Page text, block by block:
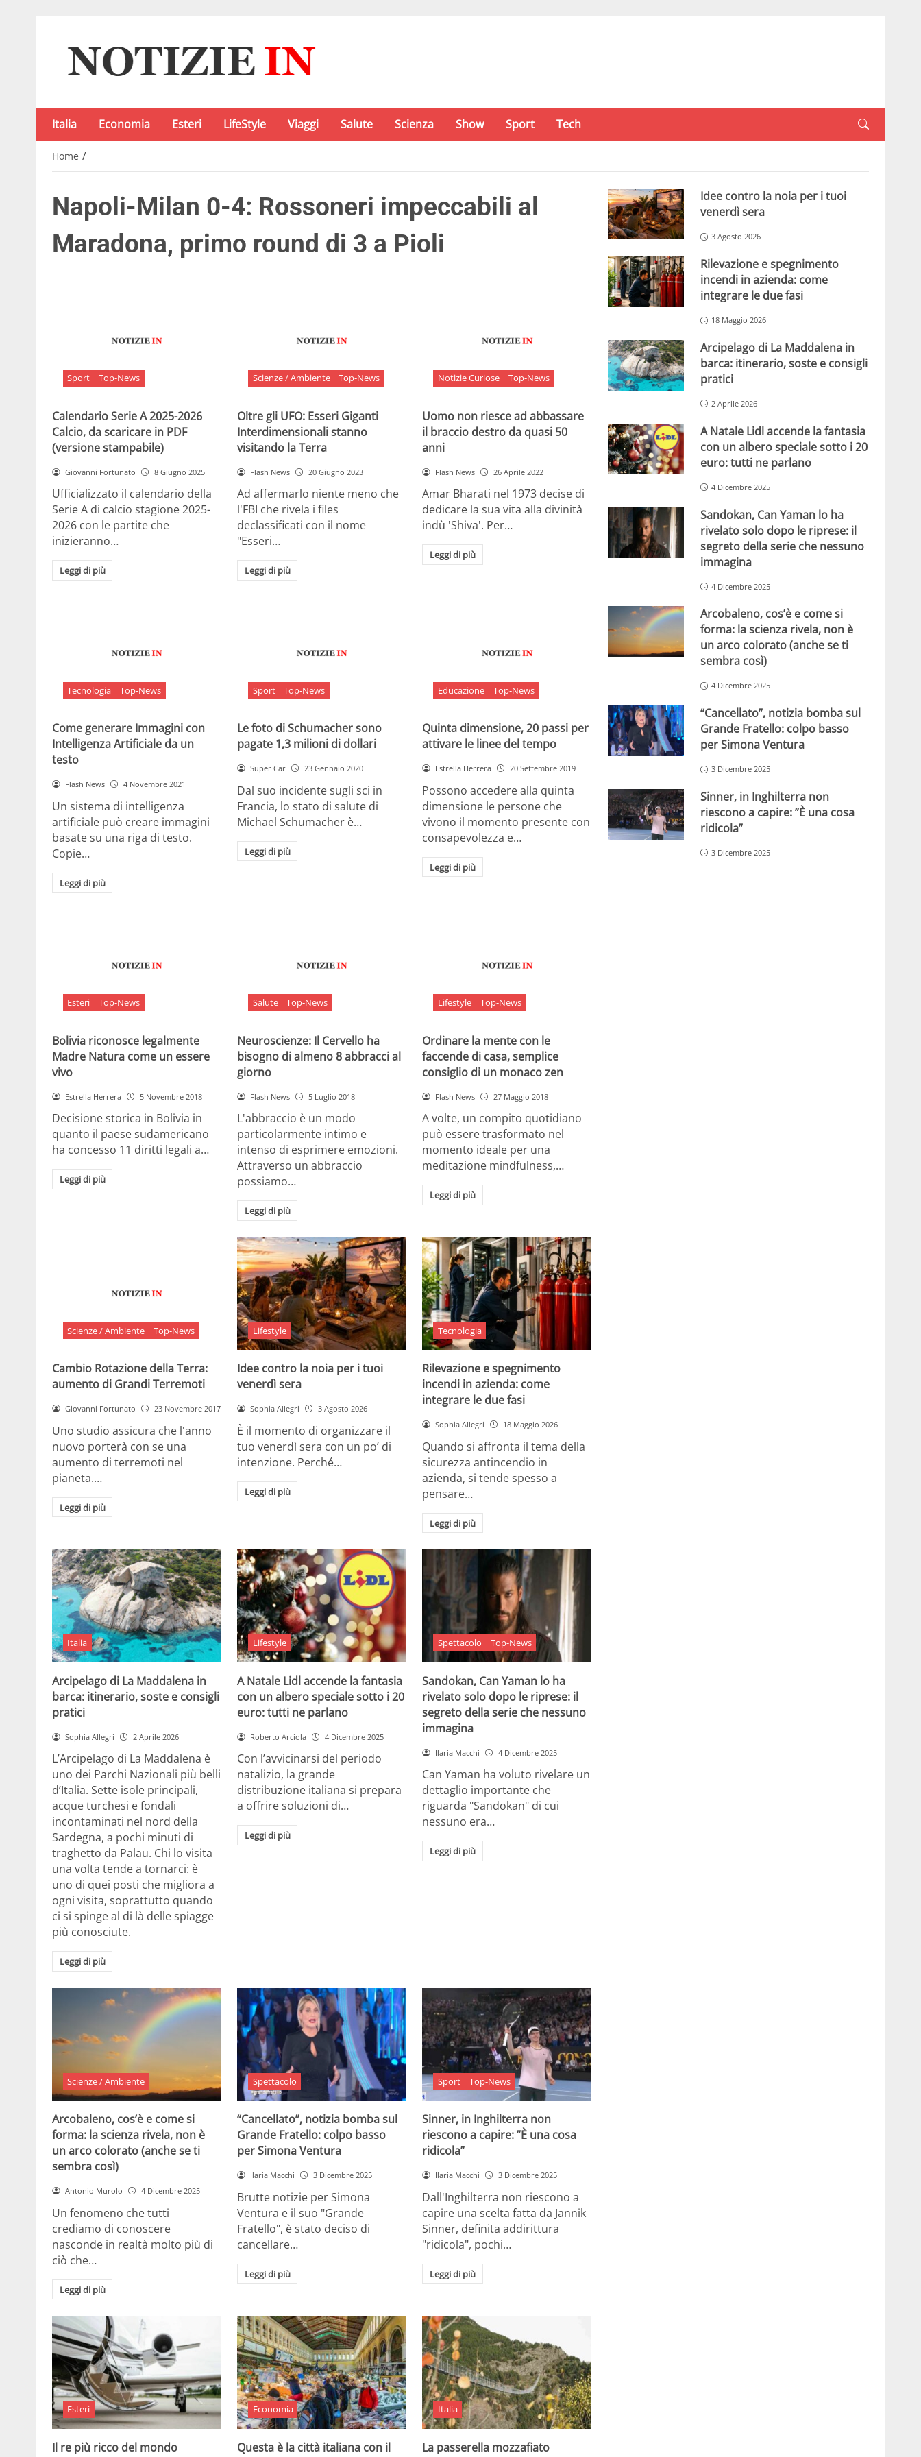
Italia Economia Esteri LifeStyle Viaggi Salute Scienza Show Sport Tech
Home /
Napoli-Milan 0-4: Rossoneri impeccabili al
Maradona, primo round di 3 a Pioli
Sport Top-News
Calendario Serie A 2025-2026
Calcio, da scaricare in PDF
(versione stampabile)
Giovanni Fortunato 8 Giugno 2025
Ufficializzato il calendario della
Serie A di calcio stagione 2025-
2026 con le partite che
inizieranno…
Leggi di più
Scienze / Ambiente Top-News
Oltre gli UFO: Esseri Giganti
Interdimensionali stanno
visitando la Terra
Flash News 20 Giugno 2023
Ad affermarlo niente meno che
l'FBI che rivela i files
declassificati con il nome
"Esseri…
Leggi di più
Notizie Curiose Top-News
Uomo non riesce ad abbassare
il braccio destro da quasi 50
anni
Flash News 26 Aprile 2022
Amar Bharati nel 1973 decise di
dedicare la sua vita alla divinità
indù 'Shiva'. Per…
Leggi di più
Tecnologia Top-News
Come generare Immagini con
Intelligenza Artificiale da un
testo
Flash News 4 Novembre 2021
Un sistema di intelligenza
artificiale può creare immagini
basate su una riga di testo.
Copie…
Leggi di più
Sport Top-News
Le foto di Schumacher sono
pagate 1,3 milioni di dollari
Super Car 23 Gennaio 2020
Dal suo incidente sugli sci in
Francia, lo stato di salute di
Michael Schumacher è…
Leggi di più
Educazione Top-News
Quinta dimensione, 20 passi per
attivare le linee del tempo
Estrella Herrera 20 Settembre 2019
Possono accedere alla quinta
dimensione le persone che
vivono il momento presente con
consapevolezza e…
Leggi di più
Esteri Top-News
Bolivia riconosce legalmente
Madre Natura come un essere
vivo
Estrella Herrera 5 Novembre 2018
Decisione storica in Bolivia in
quanto il paese sudamericano
ha concesso 11 diritti legali a…
Leggi di più
Salute Top-News
Neuroscienze: Il Cervello ha
bisogno di almeno 8 abbracci al
giorno
Flash News 5 Luglio 2018
L'abbraccio è un modo
particolarmente intimo e
intenso di esprimere emozioni.
Attraverso un abbraccio
possiamo…
Leggi di più
Lifestyle Top-News
Ordinare la mente con le
faccende di casa, semplice
consiglio di un monaco zen
Flash News 27 Maggio 2018
A volte, un compito quotidiano
può essere trasformato nel
momento ideale per una
meditazione mindfulness,…
Leggi di più
Scienze / Ambiente Top-News
Cambio Rotazione della Terra:
aumento di Grandi Terremoti
Giovanni Fortunato 23 Novembre 2017
Uno studio assicura che l'anno
nuovo porterà con se una
aumento di terremoti nel
pianeta.…
Leggi di più
Lifestyle
Idee contro la noia per i tuoi
venerdì sera
Sophia Allegri 3 Agosto 2026
È il momento di organizzare il
tuo venerdì sera con un po’ di
intenzione. Perché…
Leggi di più
Tecnologia
Rilevazione e spegnimento
incendi in azienda: come
integrare le due fasi
Sophia Allegri 18 Maggio 2026
Quando si affronta il tema della
sicurezza antincendio in
azienda, si tende spesso a
pensare…
Leggi di più
Italia
Arcipelago di La Maddalena in
barca: itinerario, soste e consigli
pratici
Sophia Allegri 2 Aprile 2026
L’Arcipelago di La Maddalena è
uno dei Parchi Nazionali più belli
d’Italia. Sette isole principali,
acque turchesi e fondali
incontaminati nel nord della
Sardegna, a pochi minuti di
traghetto da Palau. Chi lo visita
una volta tende a tornarci: è
uno di quei posti che migliora a
ogni visita, soprattutto quando
ci si spinge al di là delle spiagge
più conosciute.
Leggi di più
Lifestyle
A Natale Lidl accende la fantasia
con un albero speciale sotto i 20
euro: tutti ne parlano
Roberto Arciola 4 Dicembre 2025
Con l’avvicinarsi del periodo
natalizio, la grande
distribuzione italiana si prepara
a offrire soluzioni di…
Leggi di più
Spettacolo Top-News
Sandokan, Can Yaman lo ha
rivelato solo dopo le riprese: il
segreto della serie che nessuno
immagina
Ilaria Macchi 4 Dicembre 2025
Can Yaman ha voluto rivelare un
dettaglio importante che
riguarda "Sandokan" di cui
nessuno era…
Leggi di più
Scienze / Ambiente
Arcobaleno, cos’è e come si
forma: la scienza rivela, non è
un arco colorato (anche se ti
sembra così)
Antonio Murolo 4 Dicembre 2025
Un fenomeno che tutti
crediamo di conoscere
nasconde in realtà molto più di
ciò che…
Leggi di più
Spettacolo
“Cancellato”, notizia bomba sul
Grande Fratello: colpo basso
per Simona Ventura
Ilaria Macchi 3 Dicembre 2025
Brutte notizie per Simona
Ventura e il suo "Grande
Fratello", è stato deciso di
cancellare…
Leggi di più
Sport Top-News
Sinner, in Inghilterra non
riescono a capire: ”È una cosa
ridicola”
Ilaria Macchi 3 Dicembre 2025
Dall'Inghilterra non riescono a
capire una scelta fatta da Jannik
Sinner, definita addirittura
"ridicola", pochi…
Leggi di più
Esteri
Il re più ricco del mondo
Economia
Questa è la città italiana con il
Italia
La passerella mozzafiato
Idee contro la noia per i tuoi
venerdì sera
3 Agosto 2026
Rilevazione e spegnimento
incendi in azienda: come
integrare le due fasi
18 Maggio 2026
Arcipelago di La Maddalena in
barca: itinerario, soste e consigli
pratici
2 Aprile 2026
A Natale Lidl accende la fantasia
con un albero speciale sotto i 20
euro: tutti ne parlano
4 Dicembre 2025
Sandokan, Can Yaman lo ha
rivelato solo dopo le riprese: il
segreto della serie che nessuno
immagina
4 Dicembre 2025
Arcobaleno, cos’è e come si
forma: la scienza rivela, non è
un arco colorato (anche se ti
sembra così)
4 Dicembre 2025
“Cancellato”, notizia bomba sul
Grande Fratello: colpo basso
per Simona Ventura
3 Dicembre 2025
Sinner, in Inghilterra non
riescono a capire: ”È una cosa
ridicola”
3 Dicembre 2025